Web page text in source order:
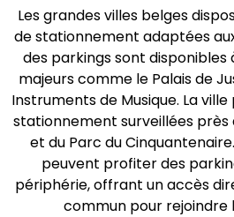
Les grandes villes belges
de stationnement adaptées
des parkings sont disponibles
majeurs comme le Palais de
Instruments de Musique. La
stationnement surveillées
et du Parc du
peuvent profiter des
périphérie, offrant un accès
commun pour rejoindre